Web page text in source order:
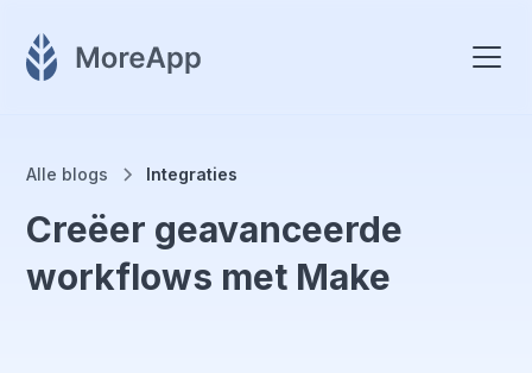
Alle blogs Integraties
Creëer geavanceerde
workflows met Make